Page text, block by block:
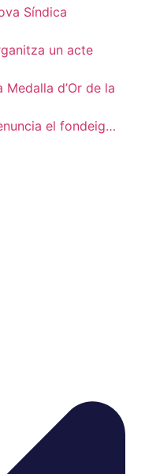
Síndica
un acte
Medalla d’Or de la
el fondeig…